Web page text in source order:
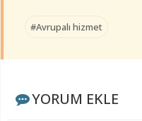
#Avrupalı hizmet
YORUM EKLE